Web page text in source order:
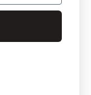
kan nemt
klik.